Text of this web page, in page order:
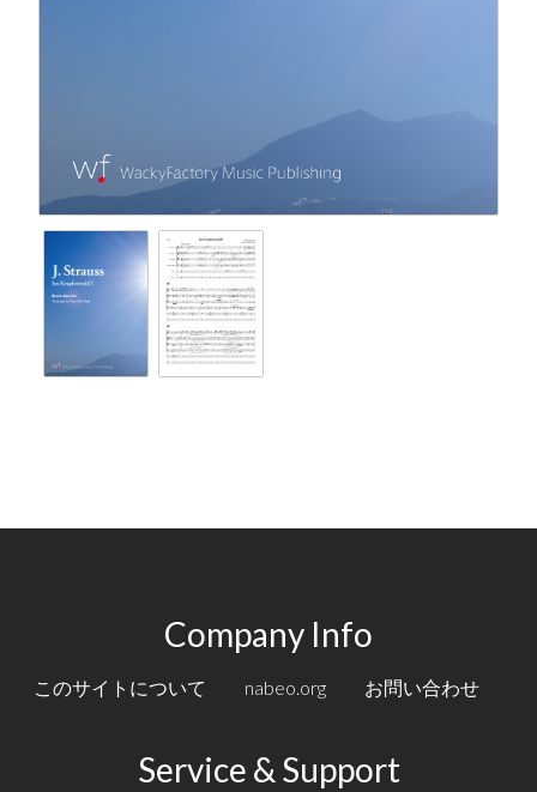
Company Info
このサイトについて nabeo.org お問い合わせ
Service & Support